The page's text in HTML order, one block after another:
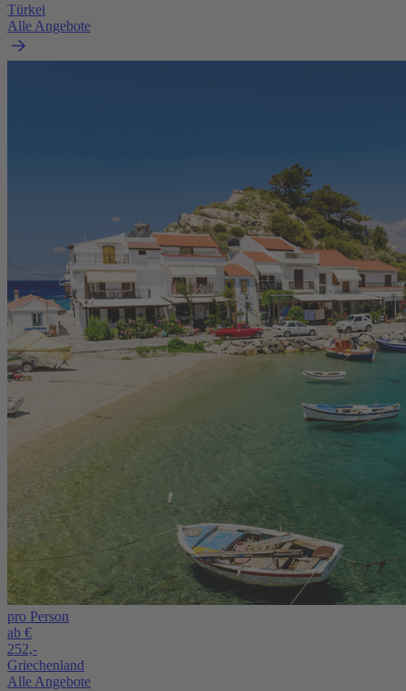
Türkei
Alle Angebote
pro Person
ab €
252,-
Griechenland
Alle Angebote